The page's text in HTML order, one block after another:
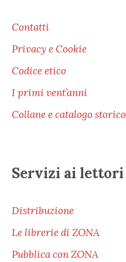
Contatti
Privacy e Cookie
Codice etico
I primi vent’anni
Collane e catalogo storico
Servizi ai lettori
Distribuzione
Le librerie di ZONA
Pubblica con ZONA